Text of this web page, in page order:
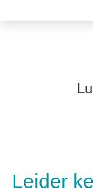
Leider